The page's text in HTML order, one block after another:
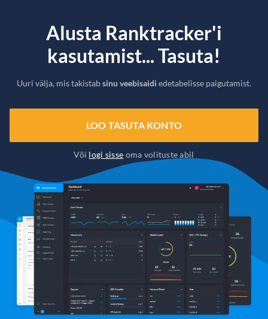
Alusta Ranktracker'i
kasutamist... Tasuta!
Uuri välja, mis takistabsinu veebisaidi edetabelisse paigutamist.
LOO TASUTA KONTO
Või logi sisse oma volituste abil